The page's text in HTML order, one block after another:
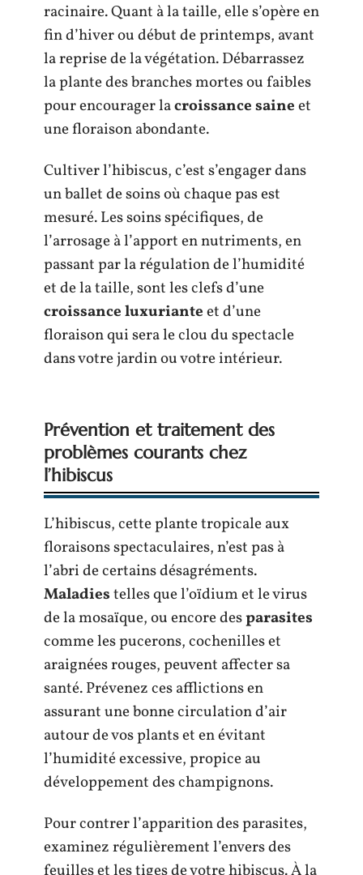
racinaire. Quant à la taille, elle s’opère en
fin d’hiver ou début de printemps, avant
la reprise de la végétation. Débarrassez
la plante des branches mortes ou faibles
pour encourager lacroissance saineet
une floraison abondante.
Cultiver l’hibiscus, c’est s’engager dans
un ballet de soins où chaque pas est
mesuré. Les soins spécifiques, de
l’arrosage à l’apport en nutriments, en
passant par la régulation de l’humidité
et de la taille, sont les clefs d’une
croissance luxurianteet d’une
floraison qui sera le clou du spectacle
dans votre jardin ou votre intérieur.
Prévention et traitement des
problèmes courants chez
l’hibiscus
L’hibiscus, cette plante tropicale aux
floraisons spectaculaires, n’est pas à
l’abri de certains désagréments.
Maladiestelles que l’oïdium et le virus
de la mosaïque, ou encore desparasites
comme les pucerons, cochenilles et
araignées rouges, peuvent affecter sa
santé. Prévenez ces afflictions en
assurant une bonne circulation d’air
autour de vos plants et en évitant
l’humidité excessive, propice au
développement des champignons.
Pour contrer l’apparition des parasites,
examinez régulièrement l’envers des